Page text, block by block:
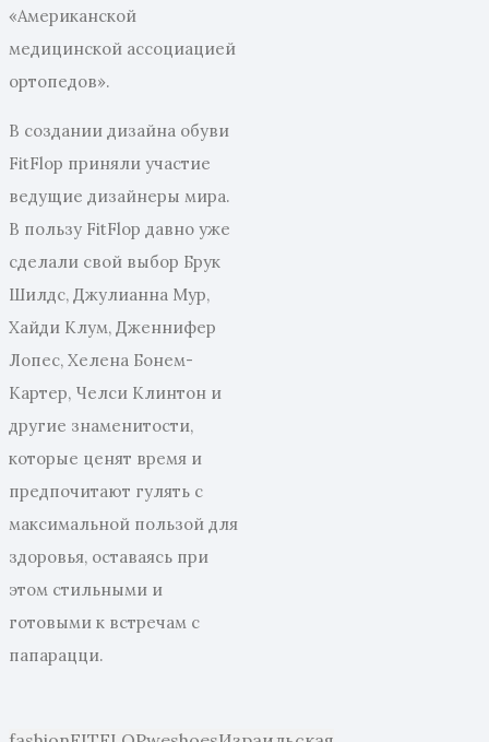
«Американской
медицинской ассоциацией
ортопедов».
В создании дизайна обуви
FitFlop приняли участие
ведущие дизайнеры мира.
В пользу FitFlop давно уже
сделали свой выбор Брук
Шилдс, Джулианна Мур,
Хайди Клум, Дженнифер
Лопес, Хелена Бонем-
Картер, Челси Клинтон и
другие знаменитости,
которые ценят время и
предпочитают гулять с
максимальной пользой для
здоровья, оставаясь при
этом стильными и
готовыми к встречам с
папарацци.